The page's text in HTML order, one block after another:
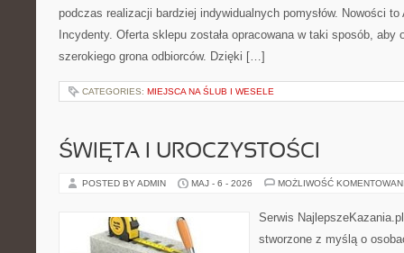
podczas realizacji bardziej indywidualnych pomysłów. Nowości
Incydenty. Oferta sklepu została opracowana w taki sposób, aby
szerokiego grona odbiorców. Dzięki […]
CATEGORIES: MIEJSCA NA ŚLUB I WESELE
ŚWIĘTA I UROCZYSTOŚCI
POSTED BY ADMIN MAJ - 6 - 2026 MOŻLIWOŚĆ
Serwis
stworzone z myślą o